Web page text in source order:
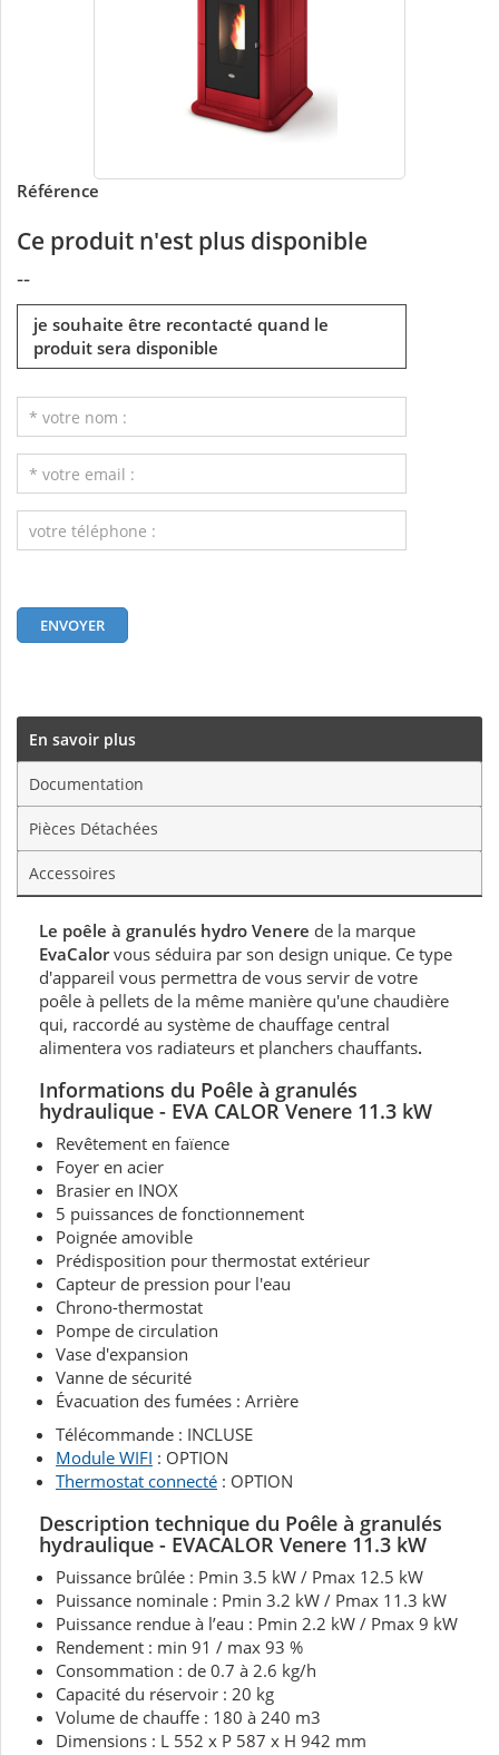
Référence
Ce produit n'est plus disponible
--
je souhaite être recontacté quand le
produit sera disponible
En savoir plus
Documentation
Pièces Détachées
Accessoires
Le poêle à granulés hydro Venere de la marque
EvaCalorvous séduira par son design unique. Ce type
d'appareil vous permettra de vous servir de votre
poêle à pellets de la même manière qu'une chaudière
qui, raccordé au système de chauffage central
alimentera vos radiateurs et planchers chauffants.
Informations du Poêle à granulés
hydraulique - EVA CALOR Venere 11.3 kW
Revêtement en faïence
Foyer en acier
Brasier en INOX
5 puissances de fonctionnement
Poignée amovible
Prédisposition pour thermostat extérieur
Capteur de pression pour l'eau
Chrono-thermostat
Pompe de circulation
Vase d'expansion
Vanne de sécurité
Évacuation des fumées : Arrière
Télécommande : INCLUSE
Module WIFI : OPTION
Thermostat connecté : OPTION
Description technique du Poêle à granulés
hydraulique - EVACALOR Venere 11.3 kW
Puissance brûlée : Pmin 3.5 kW / Pmax 12.5 kW
Puissance nominale : Pmin 3.2 kW / Pmax 11.3 kW
Puissance rendue à l’eau : Pmin 2.2 kW / Pmax 9 kW
Rendement : min 91 / max 93 %
Consommation : de 0.7 à 2.6 kg/h
Capacité du réservoir : 20 kg
Volume de chauffe : 180 à 240 m3
Dimensions : L 552 x P 587 x H 942 mm